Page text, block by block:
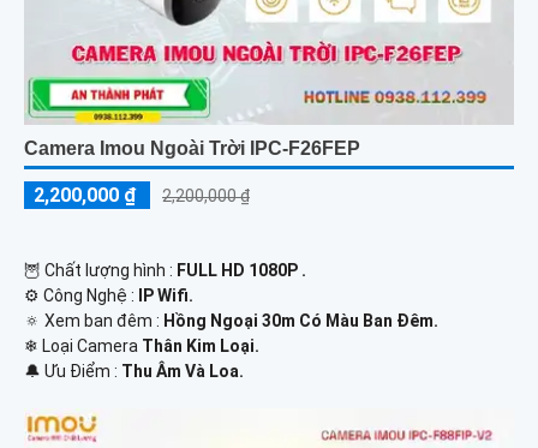
Camera Imou Ngoài Trời IPC-F26FEP
2,200,000 ₫ 2,200,000 ₫
🦉 Chất lượng hình : FULL HD 1080P .
⚙ Công Nghệ :
IP Wifi.
🔅 Xem ban đêm : Hồng Ngoại 30m Có Màu Ban Đêm.
❄ Loại Camera Thân Kim Loại.
️🔔 Ưu Điểm : Thu Âm Và Loa.